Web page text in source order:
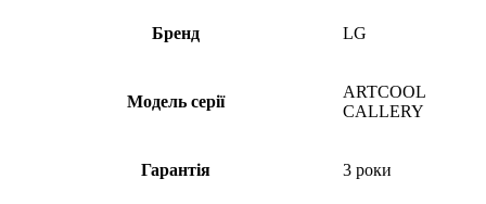
Бренд LG
Модель серії
ARTCOOL
CALLERY
Гарантія 3 роки